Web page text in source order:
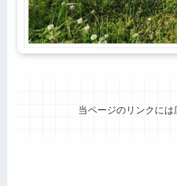
当ページのリンクには